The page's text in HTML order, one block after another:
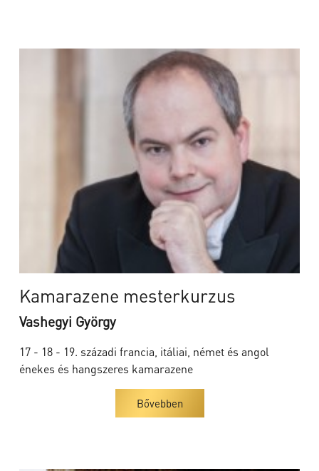
Kamarazene mesterkurzus
Vashegyi György
17 - 18 - 19. századi francia, itáliai, német és angol
énekes és hangszeres kamarazene
Bővebben